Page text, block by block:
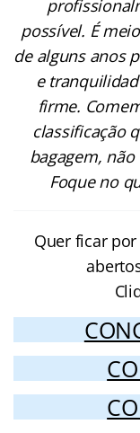
possível. É
de alguns anos
e
firme.
classificação
bagagem,
Foque no
Quer ficar